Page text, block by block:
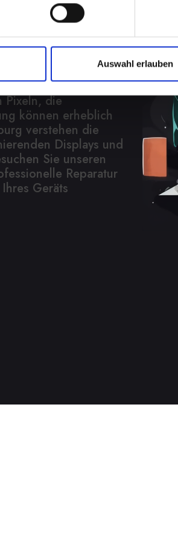
Auswahl erlauben
bei Ihrem IPHONE-
Ärgernis sein. Es
verringert die
Pixeln, die
können erheblich
verstehen die
Displays und
Sie unseren
Reparatur
Geräts